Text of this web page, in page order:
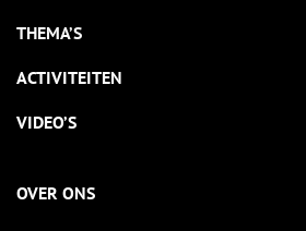
THEMA’S
ACTIVITEITEN
VIDEO’S
OVER ONS